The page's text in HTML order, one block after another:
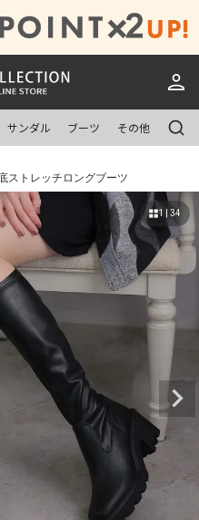
サンダル ブーツ その他
ストレッチロングブーツ
1 | 34